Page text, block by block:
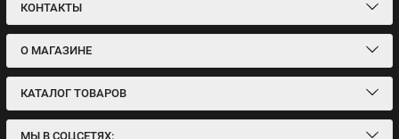
КОНТАКТЫ
О МАГАЗИНЕ
КАТАЛОГ ТОВАРОВ
МЫ В СОЦСЕТЯХ: